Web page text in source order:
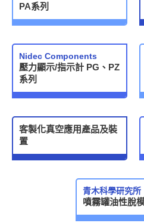
PA系列
Nidec Components
壓力顯示/指示計 PG、PZ
系列
客製化真空應用產品及裝
置
青木科學研究所
噴霧罐油性脫